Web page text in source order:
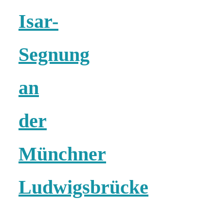
Isar-
Segnung
an
der
Münchner
Ludwigsbrücke